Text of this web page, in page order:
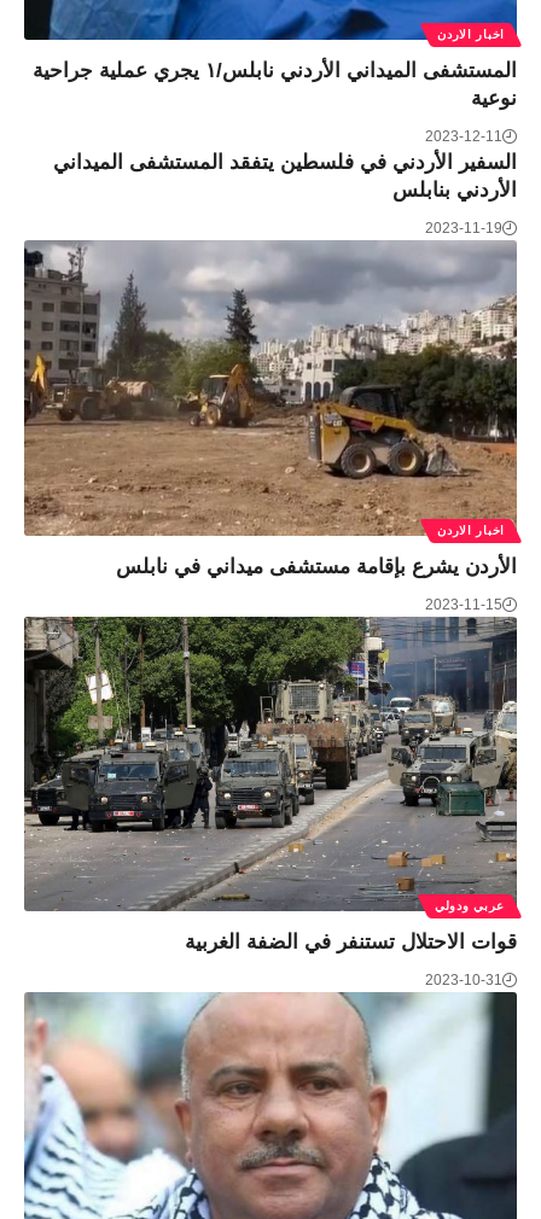
اخبار الاردن
المستشفى الميداني الأردني نابلس/١ يجري عملية جراحية
نوعية
2023-12-11
السفير الأردني في فلسطين يتفقد المستشفى الميداني
الأردني بنابلس
2023-11-19
اخبار الاردن
الأردن يشرع بإقامة مستشفى ميداني في نابلس
2023-11-15
عربي ودولي
قوات الاحتلال تستنفر في الضفة الغربية
2023-10-31